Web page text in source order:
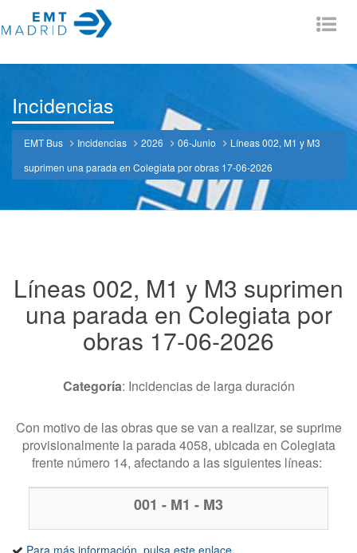
Incidencias
EMT Bus Incidencias 2026 06-Junio
Líneas 002, M1 y M3
suprimen una parada en Colegiata por obras 17-06-2026
Líneas 002, M1 y M3 suprimen
una parada en Colegiata por
obras 17-06-2026
Categoría: Incidencias de larga duración
Con motivo de las obras que se van a realizar, se suprime
provisionalmente la parada 4058, ubicada en Colegiata
frente número 14, afectando a las siguientes líneas:
Líneas afectadas por la incidencia
001 - M1 - M3
Para más información, pulsa este enlace